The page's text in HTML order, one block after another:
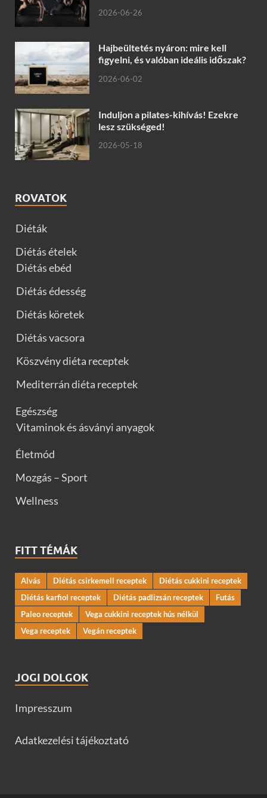
2026-06-26
Hajbeültetés nyáron: mire kell
figyelni, és valóban ideális időszak?
2026-06-02
Induljon a pilates-kihívás! Ezekre
lesz szükséged!
2026-05-18
ROVATOK
Diéták
Diétás ételek
Diétás ebéd
Diétás édesség
Diétás köretek
Diétás vacsora
Köszvény diéta receptek
Mediterrán diéta receptek
Egészség
Vitaminok és ásványi anyagok
Életmód
Mozgás – Sport
Wellness
FITT TÉMÁK
Alvás Diétás csirkemell receptek
Diétás cukkini receptek
Diétás karfiol receptek
Diétás padlizsán receptek
Futás
Paleo receptek
Vega cukkini receptek hús nélkül
Vega receptek
Vegán receptek
JOGI DOLGOK
Impresszum
Adatkezelési tájékoztató